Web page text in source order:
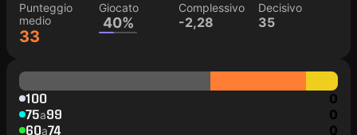
Punteggio
medio
33
Giocato
40%
Complessivo
-2,28
Decisivo
35
100 0
75a99 0
60a74 0